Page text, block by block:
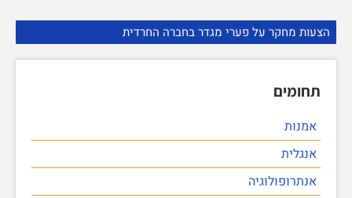
הצעות מחקר על פערי מגדר בחברה החרדית
תחומים
אמנות
אנגלית
אנתרופולוגיה